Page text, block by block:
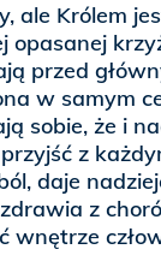
ale Królem
opasanej
przed
w samym
sobie, że i
z
daje
z
wnętrze